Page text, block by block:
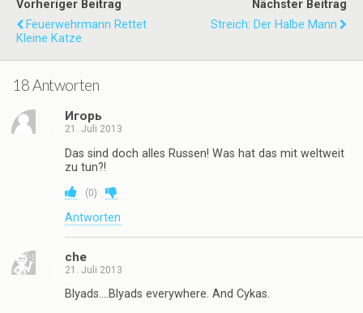
Vorheriger Beitrag
Feuerwehrmann Rettet
Kleine Katze
Nächster Beitrag
Streich: Der Halbe Mann
18 Antworten
Игорь
21. Juli 2013
Das sind doch alles Russen! Was hat das mit weltweit
zu tun?!
(0)
Antworten
che
21. Juli 2013
Blyads….Blyads everywhere. And Cykas.